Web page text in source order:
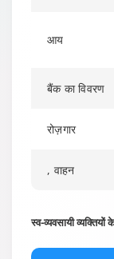
आय
बैंक का विवरण
रोज़गार
, वाहन
स्व-व्यवसायी